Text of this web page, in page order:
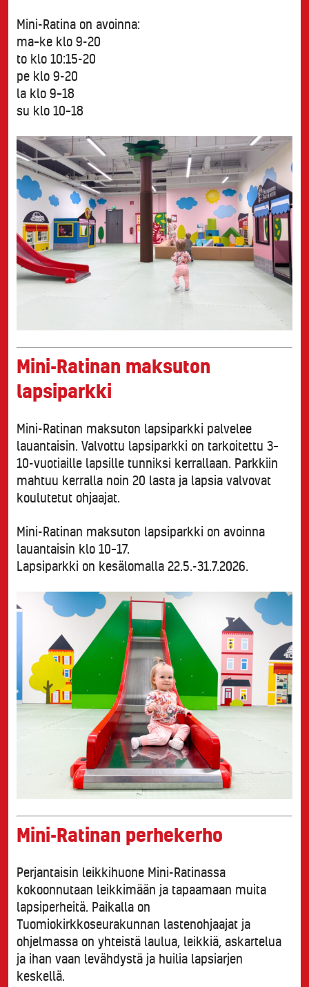
Mini-Ratina on avoinna:
ma–ke klo 9-20
to klo 10:15-20
pe klo 9-20
la klo 9–18
su klo 10–18
Mini-Ratinan maksuton
lapsiparkki
Mini-Ratinan maksuton lapsiparkki palvelee
lauantaisin. Valvottu lapsiparkki on tarkoitettu 3–
10-vuotiaille lapsille tunniksi kerrallaan. Parkkiin
mahtuu kerralla noin 20 lasta ja lapsia valvovat
koulutetut ohjaajat.
Mini-Ratinan maksuton lapsiparkki on avoinna
lauantaisin klo 10–17.
Lapsiparkki on kesälomalla 22.5.-31.7.2026.
Mini-Ratinan perhekerho
Perjantaisin leikkihuone Mini-Ratinassa
kokoonnutaan leikkimään ja tapaamaan muita
lapsiperheitä. Paikalla on
Tuomiokirkkoseurakunnan lastenohjaajat ja
ohjelmassa on yhteistä laulua, leikkiä, askartelua
ja ihan vaan levähdystä ja huilia lapsiarjen
keskellä.